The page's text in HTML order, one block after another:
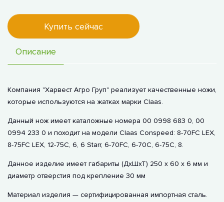
Купить сейчас
Описание
Компания "Харвест Агро Груп" реализует качественные ножи,
которые используются на жатках марки Claas.
Данный нож имеет каталожные номера 00 0998 683 0, 00
0994 233 0 и походит на модели Claas Conspeed: 8-70FC LEX,
8-75FC LEX, 12-75C, 6, 6 Starr, 6-70FC, 6-70C, 6-75C, 8.
Данное изделие имеет габариты (ДхШхТ) 250 х 60 х 6 мм и
диаметр отверстия под крепление 30 мм
Материал изделия — сертифицированная импортная сталь.